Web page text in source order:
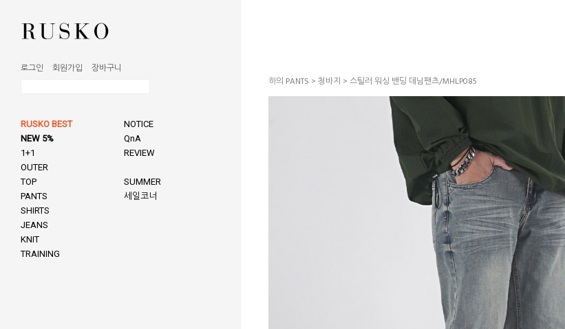
로그인 회원가입 장바구니
RUSKO BEST
NEW 5%
1+1
OUTER
TOP
PANTS
SHIRTS
JEANS
KNIT
TRAINING
NOTICE
QnA
REVIEW
SUMMER
세일코너
하의 PANTS > 청바지 > 스틸러 워싱 밴딩 데님팬츠/MHLP085